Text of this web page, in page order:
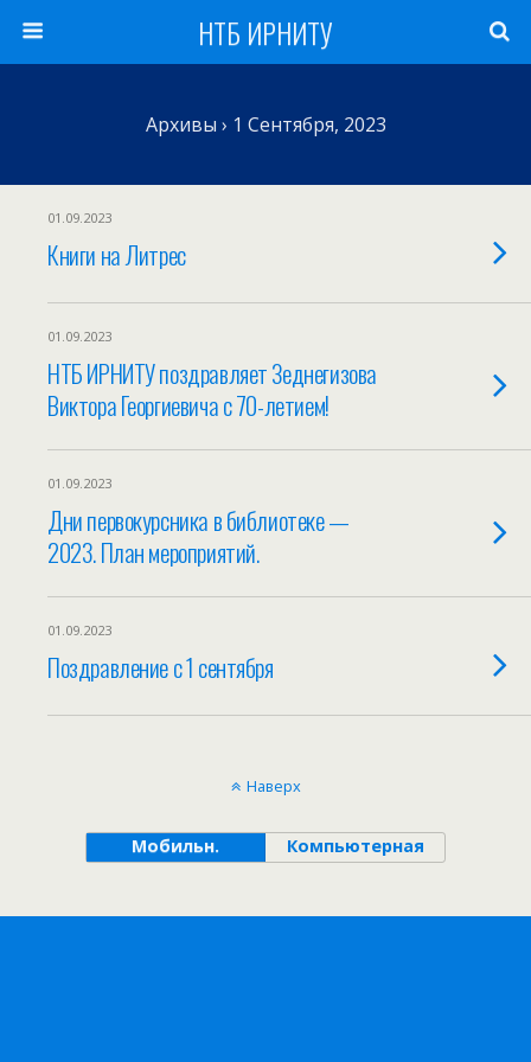
НТБ ИРНИТУ
Архивы › 1 Сентября, 2023
01.09.2023
Книги на Литрес
01.09.2023
НТБ ИРНИТУ поздравляет Зеднегизова
Виктора Георгиевича с 70-летием!
01.09.2023
Дни первокурсника в библиотеке —
2023. План мероприятий.
01.09.2023
Поздравление с 1 сентября
Наверх
Мобильн. Компьютерная